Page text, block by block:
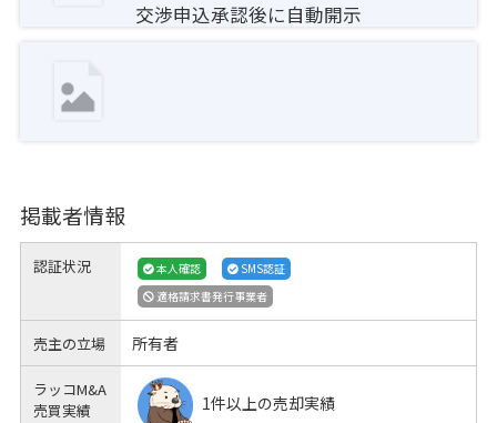
交渉申込承認後に自動開示
掲載者情報
認証状況 本人確認
SMS認証
適格請求書発行事業者
売主の立場 所有者
ラッコM&A
売買実績
1件以上の売却実績